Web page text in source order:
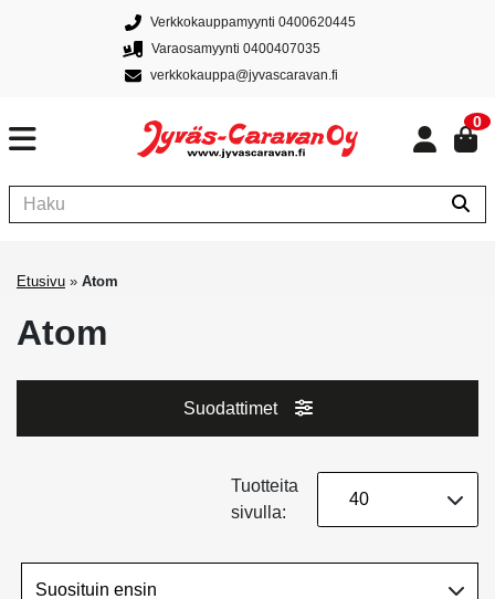
Verkkokauppamyynti 0400620445
Varaosamyynti 0400407035
verkkokauppa@jyvascaravan.fi
0
Etusivu » Atom
Atom
Suodattimet
Tuotteita
sivulla: